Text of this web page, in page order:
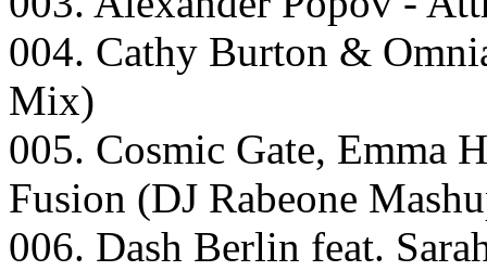
004. Cathy Burton &
Mix)
005. Cosmic Gate, Emma
Fusion (DJ Rabeone
006. Dash Berlin feat.